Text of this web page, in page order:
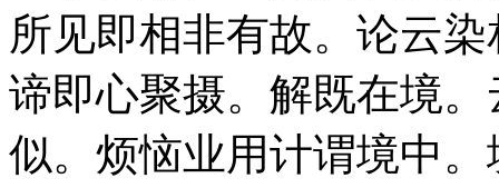
所见即相非有故。论云
谛即心聚摄。解既在境
似。烦恼业用计谓境中